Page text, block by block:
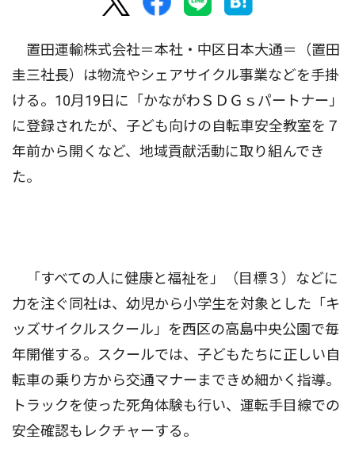
置田運輸株式会社＝本社・中区日本大通＝（置田
圭三社長）は物流やシェアサイクル事業などを手掛
ける。10月19日に「かながわＳＤＧｓパートナー」
に登録されたが、子ども向けの自転車安全教室を７
年前から開くなど、地域貢献活動に取り組んでき
た。
「すべての人に健康と福祉を」（目標３）などに
力を注ぐ同社は、幼児から小学生を対象とした「キ
ッズサイクルスクール」を西区の高島中央公園で毎
年開催する。スクールでは、子どもたちに正しい自
転車の乗り方から交通マナーまできめ細かく指導。
トラックを使った死角体験も行い、運転手目線での
安全確認もレクチャーする。